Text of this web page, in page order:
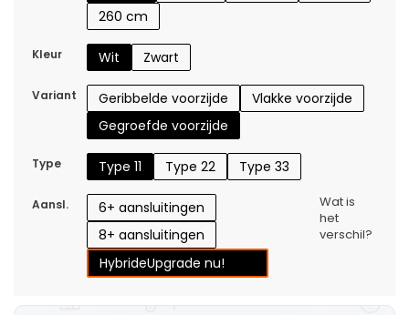
260 cm
Kleur Wit Zwart
Variant Geribbelde voorzijde
Vlakke voorzijde
Gegroefde voorzijde
Type Type 11 Type 22 Type 33
Aansl.
6+ aansluitingen
8+ aansluitingen
HybrideUpgrade nu!
Wat is
het
verschil?